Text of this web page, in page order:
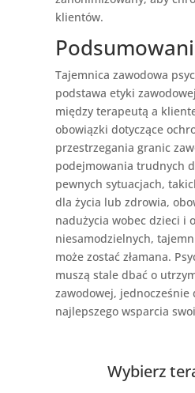
klientów.
Tajemnica zawodowa
podstawa etyki
między terapeutą a
obowiązki dotyczące
przestrzegania granic
podejmowania trudnych
pewnych sytuacjach,
dla życia lub zdrowia,
nadużycia wobec dzieci i
niesamodzielnych,
może zostać złamana.
muszą stale dbać o
zawodowej, jednocześnie
najlepszego wsparcia
Wybierz